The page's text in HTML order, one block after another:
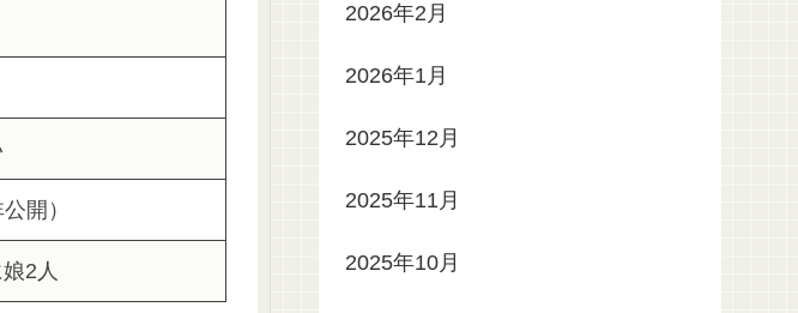
開）
2人
2026年2月
2026年1月
2025年12月
2025年11月
2025年10月